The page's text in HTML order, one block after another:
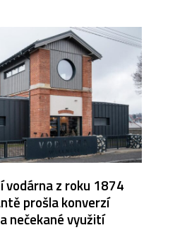
vodárna z roku 1874
prošla konverzí
nečekané využití